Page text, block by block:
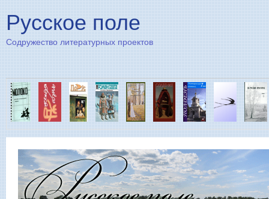
Русское поле
Содружество литературных проектов